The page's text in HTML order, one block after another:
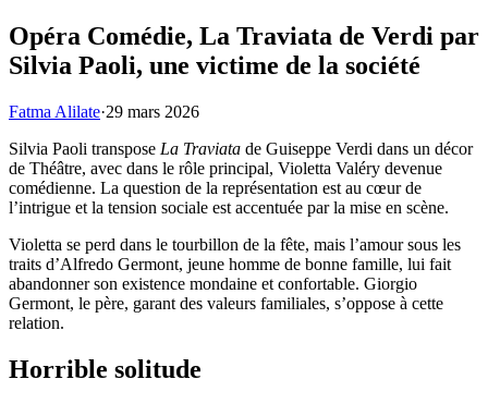
Opéra Comédie, La Traviata de Verdi par
Silvia Paoli, une victime de la société
Fatma Alilate·29 mars 2026
Silvia Paoli transpose La Traviata de Guiseppe Verdi dans un décor
de Théâtre, avec dans le rôle principal, Violetta Valéry devenue
comédienne. La question de la représentation est au cœur de
l’intrigue et la tension sociale est accentuée par la mise en scène.
Violetta se perd dans le tourbillon de la fête, mais l’amour sous les
traits d’Alfredo Germont, jeune homme de bonne famille, lui fait
abandonner son existence mondaine et confortable. Giorgio
Germont, le père, garant des valeurs familiales, s’oppose à cette
relation.
Horrible solitude